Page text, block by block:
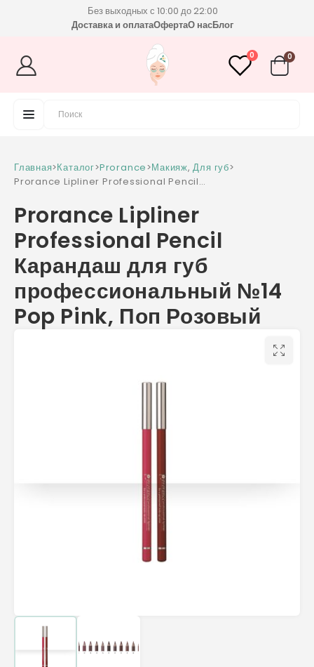
Без выходных с 10:00 до 22:00
Доставка и оплатаОфертаО насБлог
0 0
Главная>Каталог>Prorance>Макияж,Для губ>
Prorance Lipliner Professional Pencil
Pop Pink, Поп Розовый
Prorance Lipliner
Professional Pencil
Карандаш для губ
профессиональный №14
Pop Pink, Поп Розовый